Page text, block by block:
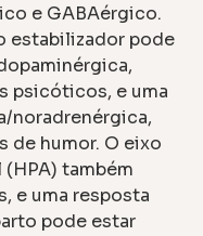
e GABAérgico.
estabilizador pode
psicóticos, e uma
noradrenérgica,
de humor. O eixo
também
e uma resposta
pode estar